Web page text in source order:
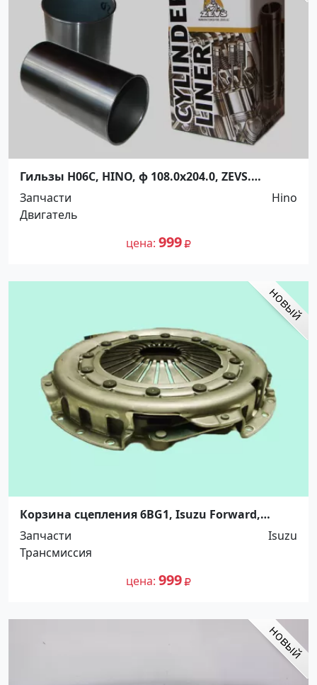
Гильзы H06C, HINO, ф 108.0x204.0, ZEVS.
Распродажа! Краснодар
Запчасти
Hino
Двигатель
цена 999
Корзина сцепления 6BG1, Isuzu Forward,
300*190*350 DT. 5264720 Краснодар
Запчасти
Isuzu
Трансмиссия
цена 999